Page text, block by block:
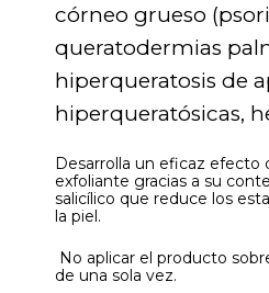
córneo grueso
queratodermias
hiperqueratosis de
hiperqueratósicas,
Desarrolla un eficaz efecto
exfoliante gracias a su
salicílico que reduce los
la piel.
No aplicar el producto
de una sola vez.